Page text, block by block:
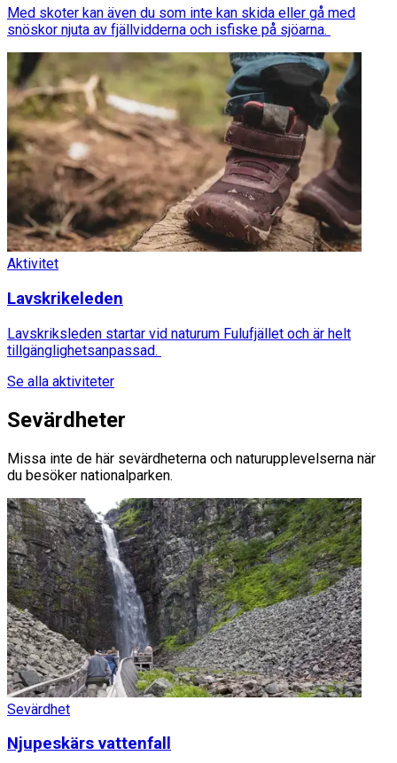
Med skoter kan även du som inte kan skida eller gå med
snöskor njuta av fjällvidderna och isfiske på sjöarna.
Aktivitet
Lavskrikeleden
Lavskriksleden startar vid naturum Fulufjället och är helt
tillgänglighetsanpassad.
Se alla aktiviteter
Sevärdheter
Missa inte de här sevärdheterna och naturupplevelserna när
du besöker nationalparken.
Sevärdhet
Njupeskärs vattenfall